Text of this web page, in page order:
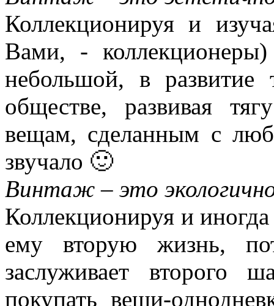
Коллекционируя и
Вами, -
небольшой, в развитие
обществе, развивая
вещам, сделанным с
звучало 🙂
Винтаж – это
Коллекционируя и
ему вторую жизнь,
заслуживает второго
покупать вещи-